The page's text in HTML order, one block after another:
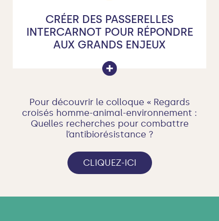
CRÉER DES PASSERELLES
INTERCARNOT POUR RÉPONDRE
AUX GRANDS ENJEUX
Pour découvrir le colloque « Regards
croisés homme-animal-environnement :
Quelles recherches pour combattre
l’antibiorésistance ?
CLIQUEZ-ICI